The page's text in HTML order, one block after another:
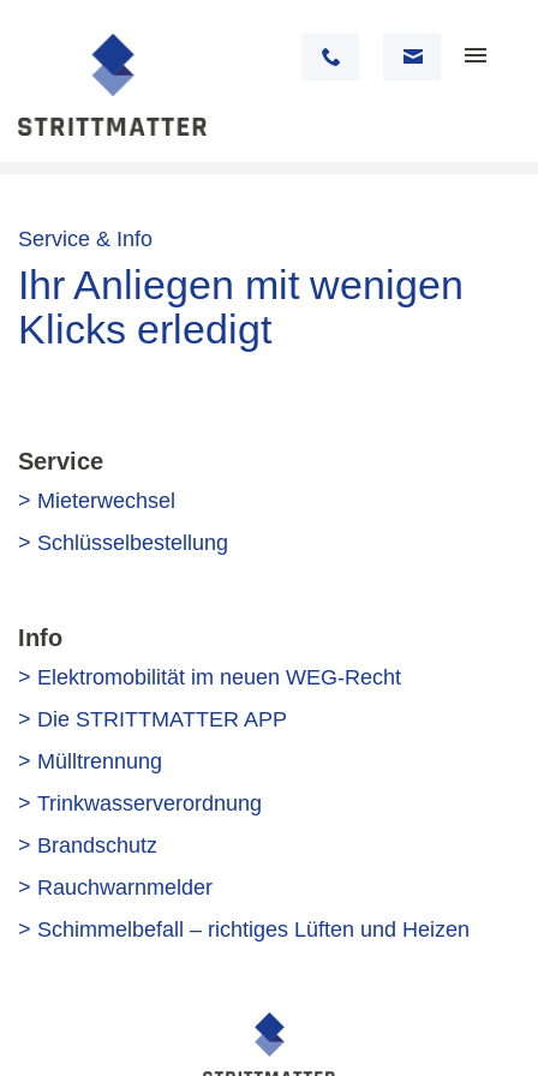
Service & Info
Ihr Anliegen mit wenigen
Klicks erledigt
Service
> Mieterwechsel
> Schlüsselbestellung
Info
> Elektromobilität im neuen WEG-Recht
> Die STRITTMATTER APP
> Mülltrennung
> Trinkwasserverordnung
> Brandschutz
> Rauchwarnmelder
> Schimmelbefall – richtiges Lüften und Heizen